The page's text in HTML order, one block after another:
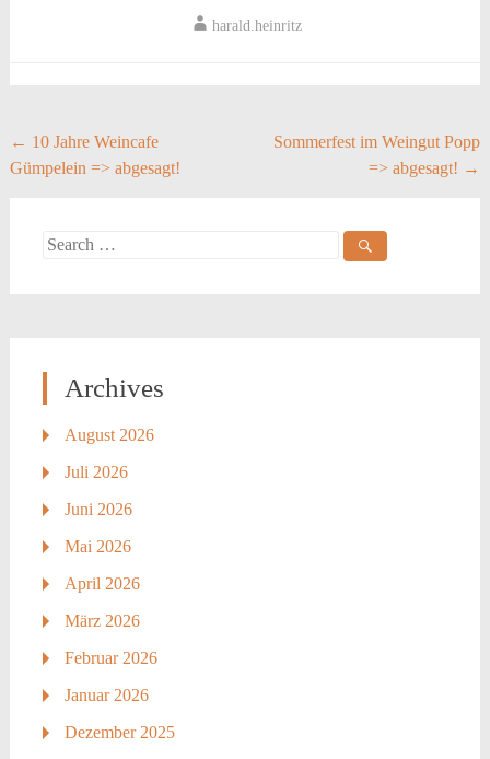
harald.heinritz
Post
navigation
← 10 Jahre Weincafe
Gümpelein => abgesagt!
Sommerfest im Weingut Popp
=> abgesagt! →
Search
Archives
August 2026
Juli 2026
Juni 2026
Mai 2026
April 2026
März 2026
Februar 2026
Januar 2026
Dezember 2025